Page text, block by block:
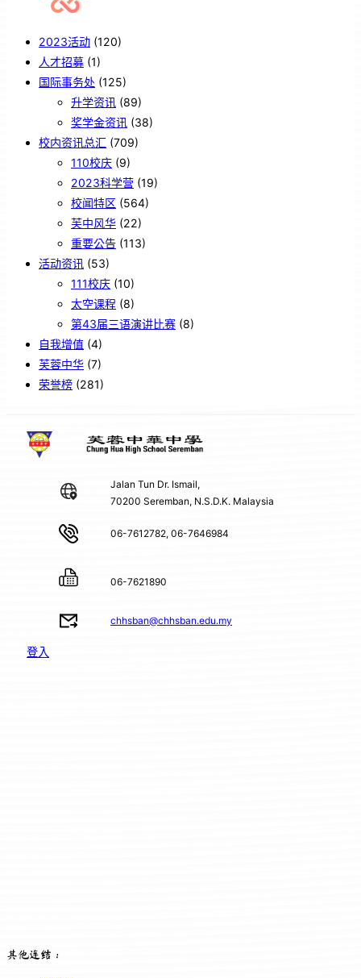
2023活动 (120)
人才招募 (1)
国际事务处 (125)
升学资讯 (89)
奖学金资讯 (38)
校内资讯总汇 (709)
110校庆 (9)
2023科学营 (19)
校闻特区 (564)
芙中风华 (22)
重要公告 (113)
活动资讯 (53)
111校庆 (10)
太空课程 (8)
第43届三语演讲比赛 (8)
自我增值 (4)
芙蓉中华 (7)
荣誉榜 (281)
Jalan Tun Dr. Ismail,
70200 Seremban, N.S.D.K. Malaysia
06-7612782, 06-7646984
06-7621890
chhsban@chhsban.edu.my
登入
其他连结：